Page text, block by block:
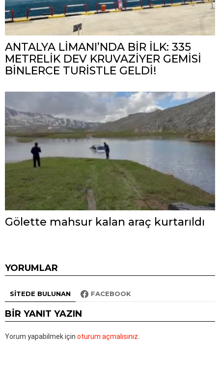
ANTALYA LİMANI’NDA BİR İLK: 335
METRELİK DEV KRUVAZİYER GEMİSİ
BİNLERCE TURİSTLE GELDİ!
Gölette mahsur kalan araç kurtarıldı
YORUMLAR
SITEDE BULUNAN FACEBOOK
BIR YANIT YAZIN
Yorum yapabilmek için oturum açmalısınız